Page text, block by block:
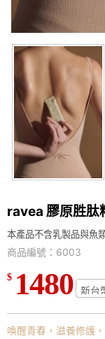
ravea 膠原胜肽
本產品不含乳製品與魚
商品編號：6003
$ 1480
喚醒青春，滋養修護